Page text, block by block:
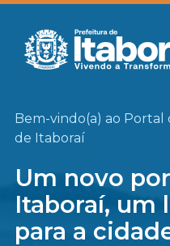
Bem-vindo(a) ao Portal
de Itaboraí
Um novo
Itaboraí, um
para a